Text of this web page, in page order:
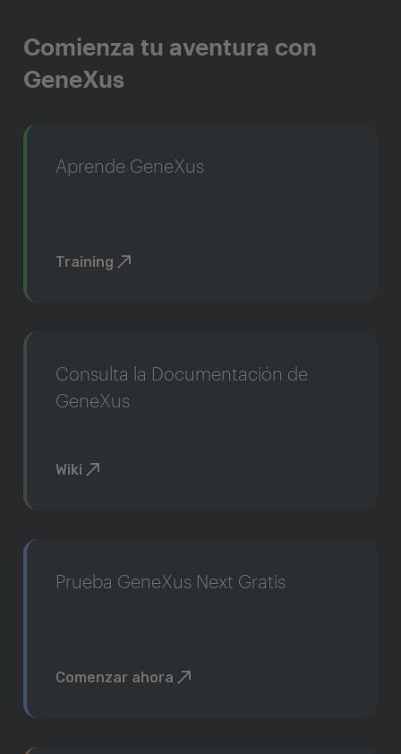
Comienza tu aventura con
GeneXus
Aprende GeneXus
Training
Consulta la Documentación de
GeneXus
Wiki
Prueba GeneXus Next Gratis
Comenzar ahora